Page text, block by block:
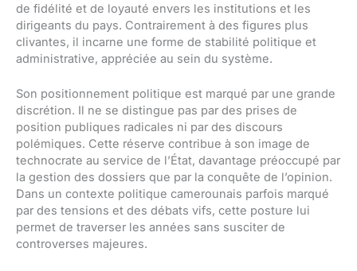
de fidélité et de loyauté envers les institutions et les
dirigeants du pays. Contrairement à des figures plus
clivantes, il incarne une forme de stabilité politique et
administrative, appréciée au sein du système.
Son positionnement politique est marqué par une grande
discrétion. Il ne se distingue pas par des prises de
position publiques radicales ni par des discours
polémiques. Cette réserve contribue à son image de
technocrate au service de l’État, davantage préoccupé par
la gestion des dossiers que par la conquête de l’opinion.
Dans un contexte politique camerounais parfois marqué
par des tensions et des débats vifs, cette posture lui
permet de traverser les années sans susciter de
controverses majeures.